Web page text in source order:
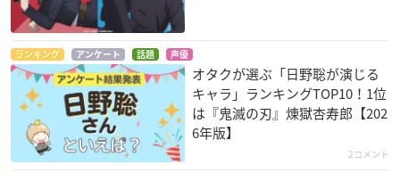
ランキング アンケート 話題 声優
オタクが選ぶ「日野聡が演じる
キャラ」ランキングTOP10！1位
は『鬼滅の刃』煉󠄁獄杏寿郎【202
6年版】
2コメント